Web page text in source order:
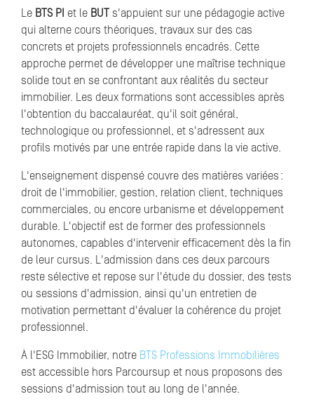
Le BTS PI et le BUT s'appuient sur une pédagogie active
qui alterne cours théoriques, travaux sur des cas
concrets et projets professionnels encadrés. Cette
approche permet de développer une maîtrise technique
solide tout en se confrontant aux réalités du secteur
immobilier. Les deux formations sont accessibles après
l'obtention du baccalauréat, qu'il soit général,
technologique ou professionnel, et s'adressent aux
profils motivés par une entrée rapide dans la vie active.
L'enseignement dispensé couvre des matières variées :
droit de l'immobilier, gestion, relation client, techniques
commerciales, ou encore urbanisme et développement
durable. L'objectif est de former des professionnels
autonomes, capables d'intervenir efficacement dès la fin
de leur cursus. L'admission dans ces deux parcours
reste sélective et repose sur l'étude du dossier, des tests
ou sessions d'admission, ainsi qu'un entretien de
motivation permettant d'évaluer la cohérence du projet
professionnel.
À l'ESG Immobilier, notre BTS Professions Immobilières
est accessible hors Parcoursup et nous proposons des
sessions d'admission tout au long de l'année.